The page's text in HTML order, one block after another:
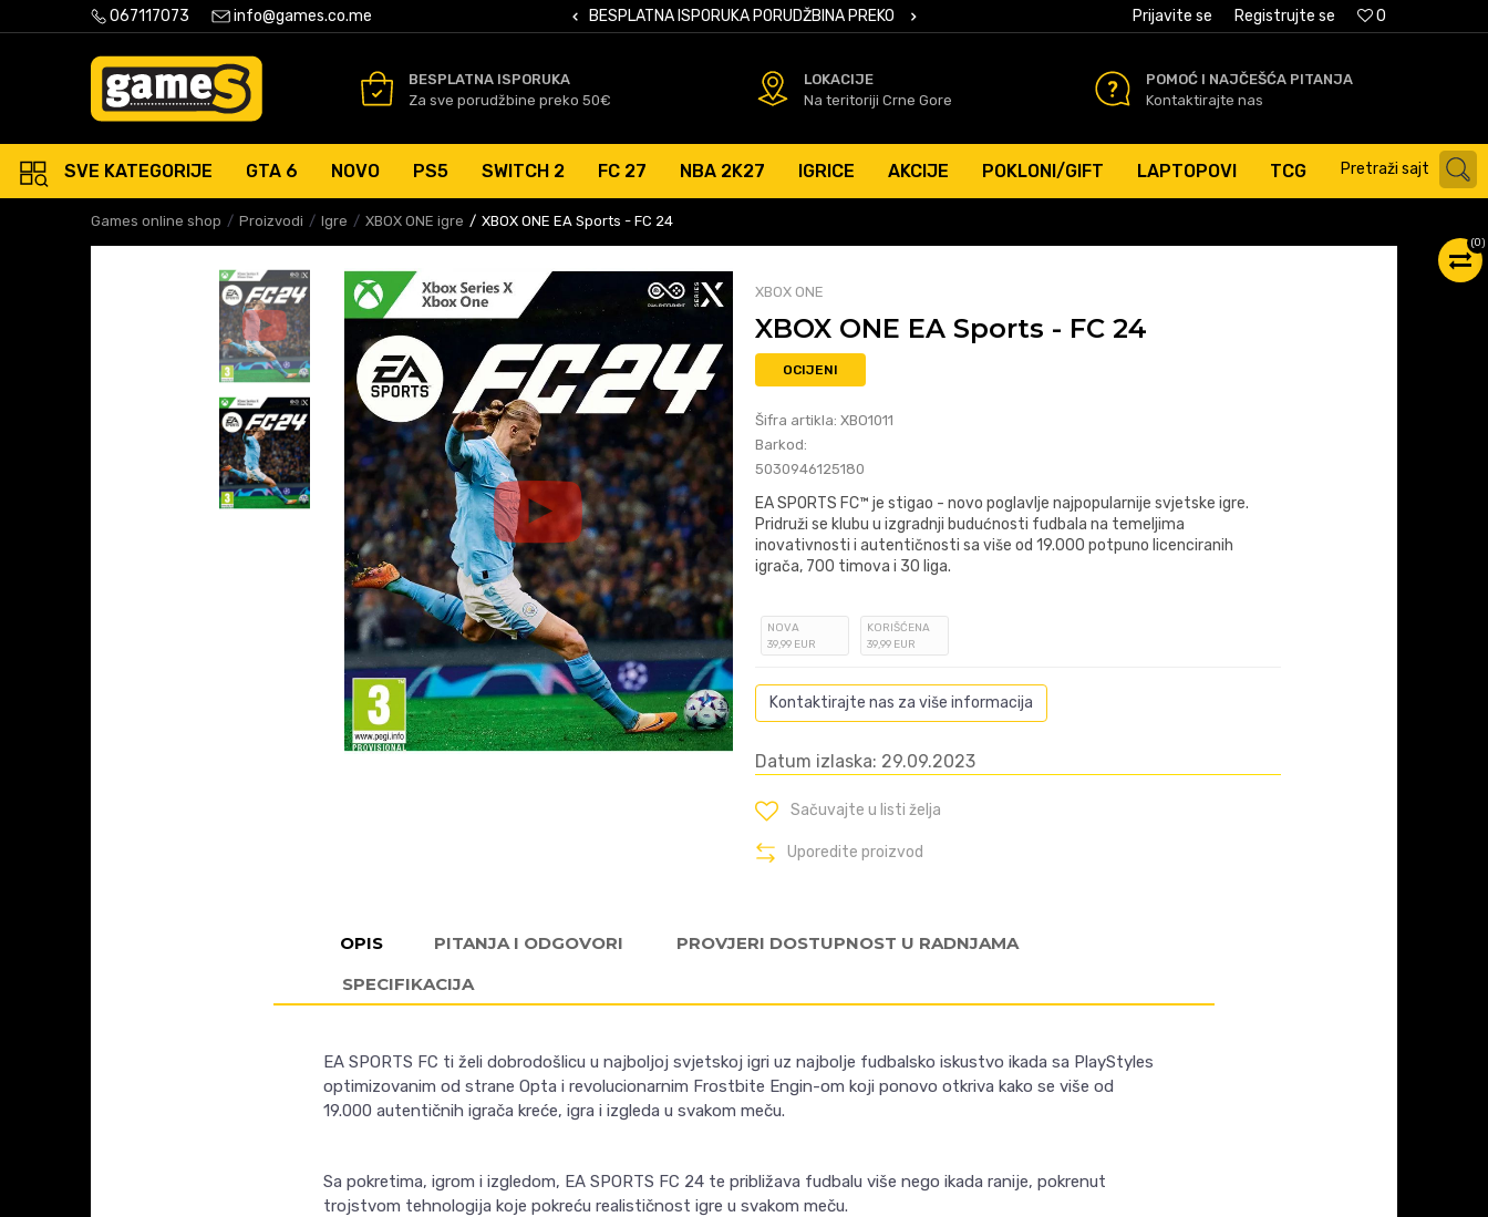
067117073 info@games.co.me
ISPORUKA PORUDŽBINA PREKO 50 EURSIGURNO PLAĆANJE PLATNIM KARTICAMA BESPLATNA ISPORUKA PORUDŽBINA PREKO 50 EURSIGURNO PLAĆANJE PLATNIM KARTICAMA 0
Prijavite se Registrujte se
BESPLATNA ISPORUKA
Za sve porudžbine preko 50€
LOKACIJE
Na teritoriji Crne Gore
POMOĆ I NAJČEŠĆA PITANJA
Kontaktirajte nas
SVE KATEGORIJE GTA 6 NOVO PS5 SWITCH 2 FC 27 NBA 2K27 IGRICE AKCIJE POKLONI/GIFT LAPTOPOVI TCG Pretraži sajt
Games online shop Proizvodi Igre XBOX ONE igre XBOX ONE EA Sports - FC 24
(0)
XBOX ONE
XBOX ONE EA Sports - FC 24
OCIJENI
Šifra artikla: XBO1011
Barkod:
5030946125180
EA SPORTS FC™ je stigao - novo poglavlje najpopularnije svjetske igre.
Pridruži se klubu u izgradnji budućnosti fudbala na temeljima
inovativnosti i autentičnosti sa više od 19.000 potpuno licenciranih
igrača, 700 timova i 30 liga.
NOVA
39,99 EUR
KORIŠĆENA
39,99 EUR
Kontaktirajte nas za više informacija
Datum izlaska: 29.09.2023
Sačuvajte u listi želja
Uporedite proizvod
OPIS PITANJA I ODGOVORI
PROVJERI DOSTUPNOST U RADNJAMA
SPECIFIKACIJA
EA SPORTS FC ti želi dobrodošlicu u najboljoj svjetskoj igri uz najbolje fudbalsko iskustvo ikada sa PlayStyles
optimizovanim od strane Opta i revolucionarnim Frostbite Engin-om koji ponovo otkriva kako se više od
19.000 autentičnih igrača kreće, igra i izgleda u svakom meču.
Sa pokretima, igrom i izgledom, EA SPORTS FC 24 te približava fudbalu više nego ikada ranije, pokrenut
trojstvom tehnologija koje pokreću realističnost igre u svakom meču.